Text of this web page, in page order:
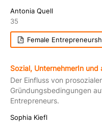
Antonia Quell
35
Female
Sozial, UnternehmerIn und
Der Einfluss von
Gründungsbedingungen
Entrepreneurs.
Sophia Kiefl